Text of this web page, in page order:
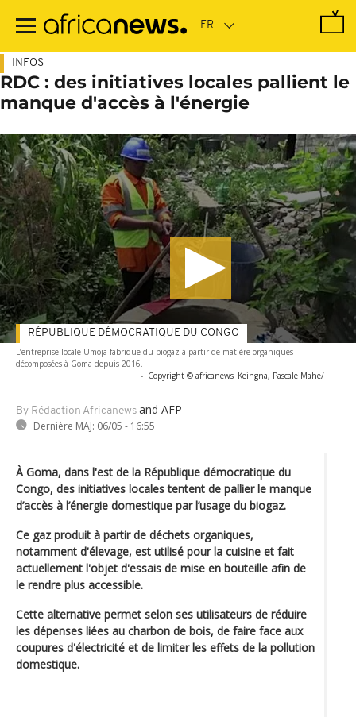
contenu
INFOS
RDC : des initiatives locales pallient le
manque d'accès à l'énergie
L’entreprise locale Umoja fabrique du biogaz à partir de matière organiques
décomposées à Goma depuis 2016.
- Copyright © africanews Keingna, Pascale Mahe/
By Rédaction Africanews and AFP
Dernière MAJ: 06/05 - 16:55
RÉPUBLIQUE DÉMOCRATIQUE DU CONGO
À Goma, dans l'est de la République démocratique du
Congo, des initiatives locales tentent de pallier le manque
d’accès à l’énergie domestique par l’usage du biogaz.
Ce gaz produit à partir de déchets organiques,
notamment d'élevage, est utilisé pour la cuisine et fait
actuellement l'objet d'essais de mise en bouteille afin de
le rendre plus accessible.
Cette alternative permet selon ses utilisateurs de réduire
les dépenses liées au charbon de bois, de faire face aux
coupures d'électricité et de limiter les effets de la pollution
domestique.